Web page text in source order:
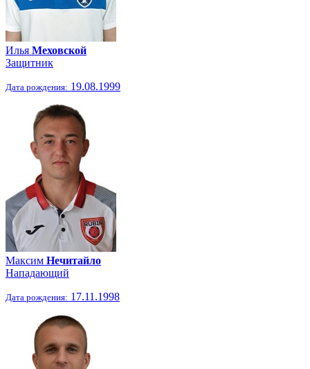
Илья Меховской
Защитник
Дата рождения: 19.08.1999
Максим Нечитайло
Нападающий
Дата рождения: 17.11.1998